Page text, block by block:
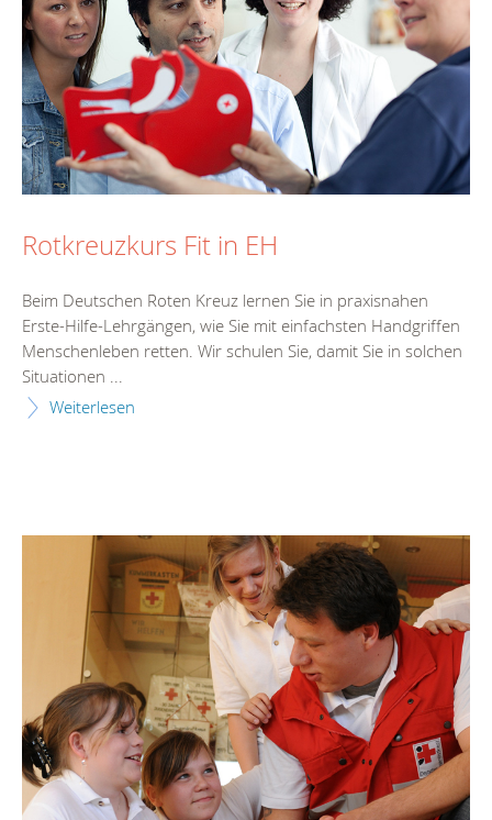
Rotkreuzkurs Fit in EH
Beim Deutschen Roten Kreuz lernen Sie in praxisnahen
Erste-Hilfe-Lehrgängen, wie Sie mit einfachsten Handgriffen
Menschenleben retten. Wir schulen Sie, damit Sie in solchen
Situationen ...
Weiterlesen